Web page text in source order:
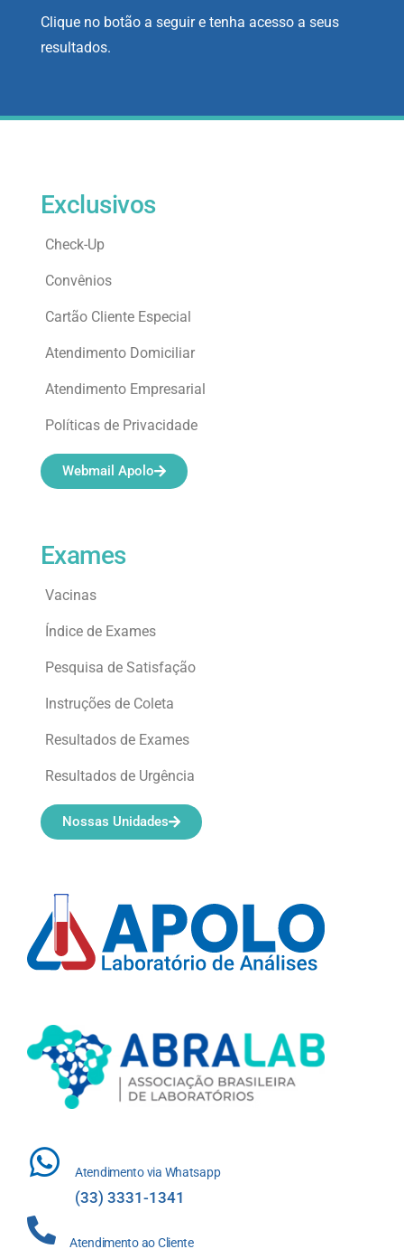
Clique no botão a seguir e tenha acesso a seus
resultados.
Atendimento via Whatsapp
(33) 3331-1341
Atendimento ao Cliente
Exames
Vacinas
Índice de Exames
Pesquisa de Satisfação
Instruções de Coleta
Resultados de Exames
Resultados de Urgência
Nossas Unidades
Exclusivos
Check-Up
Convênios
Cartão Cliente Especial
Atendimento Domiciliar
Atendimento Empresarial
Políticas de Privacidade
Webmail Apolo